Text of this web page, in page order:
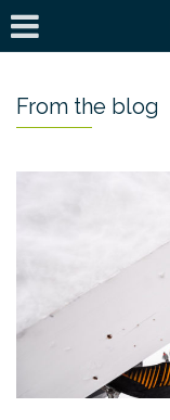
From the blog